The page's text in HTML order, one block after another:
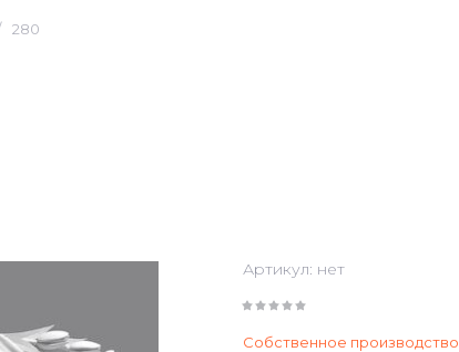
280
Артикул: нет
Собственное производство